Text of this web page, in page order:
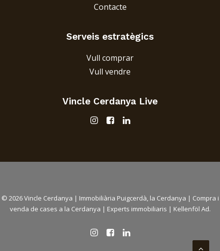
Contacte
Serveis estratègics
Vull comprar
Vull vendre
Vincle Cerdanya Live
© 2026 Vincle Cerdanya | Immobiliària Puigcerdà, la Cerdanya | Compra i
venda de cases a la Cerdanya | Experts immobiliaris | Kellenföl Ad.